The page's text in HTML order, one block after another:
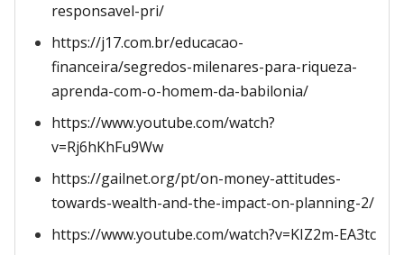
responsavel-pri/
https://j17.com.br/educacao-
financeira/segredos-milenares-para-riqueza-
aprenda-com-o-homem-da-babilonia/
https://www.youtube.com/watch?
v=Rj6hKhFu9Ww
https://gailnet.org/pt/on-money-attitudes-
towards-wealth-and-the-impact-on-planning-2/
https://www.youtube.com/watch?v=KIZ2m-EA3tc